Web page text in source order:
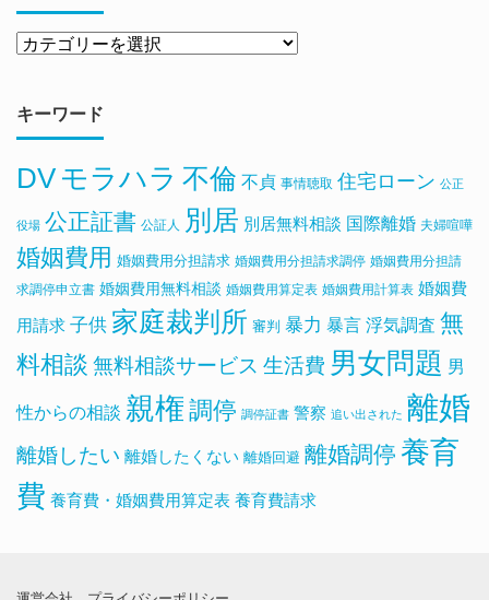
キーワード
DV モラハラ 不倫 不貞 事情聴取 住宅ローン 公正
役場 公正証書 公証人 別居 別居無料相談 国際離婚 夫婦喧嘩
婚姻費用 婚姻費用分担請求 婚姻費用分担請求調停 婚姻費用分担請
求調停申立書 婚姻費用無料相談 婚姻費用算定表 婚姻費用計算表 婚姻費
用請求 子供 家庭裁判所 審判 暴力 暴言 浮気調査 無
料相談 無料相談サービス 生活費 男女問題 男
性からの相談 親権 調停 調停証書 警察 追い出された 離婚
離婚したい 離婚したくない 離婚回避 離婚調停 養育
費 養育費・婚姻費用算定表 養育費請求